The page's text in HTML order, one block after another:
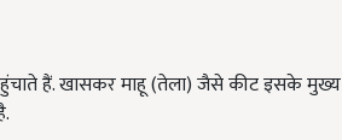
हैं. खासकर माहू (तेला) जैसे कीट इसके मुख्य